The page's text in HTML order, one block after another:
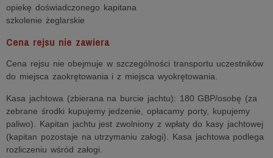
opiekę doświadczonego kapitana
szkolenie żeglarskie
Cena rejsu nie zawiera
Cena rejsu nie obejmuje w szczególności transportu uczestników
do miejsca zaokrętowania i z miejsca wyokrętowania.
Kasa jachtowa (zbierana na burcie jachtu): 180 GBP/osobę (za
zebrane środki kupujemy jedzenie, opłacamy porty, kupujemy
paliwo). Kapitan jachtu jest zwolniony z wpłaty do kasy jachtowej
(kapitan pozostaje na utrzymaniu załogi). Kasa jachtowa podlega
rozliczeniu wśród załogi.